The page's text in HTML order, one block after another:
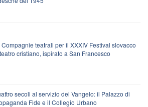
Compagnie teatrali per il XXXIV Festival slovacco
cristiano, ispirato a San Francesco
secoli al servizio del Vangelo: il Palazzo di
Fide e il Collegio Urbano